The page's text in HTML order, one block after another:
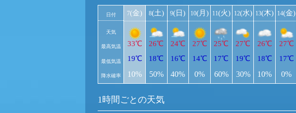
日付
天気
最高気温
最低気温
降水確率
7(金)
33℃
19℃
10%
8(土)
26℃
18℃
50%
9(日)
24℃
16℃
40%
10(月)
27℃
14℃
0%
11(火)
25℃
17℃
60%
12(水)
27℃
19℃
30%
13(木)
26℃
18℃
10%
14(金)
27℃
17℃
0%
1時間ごとの天気